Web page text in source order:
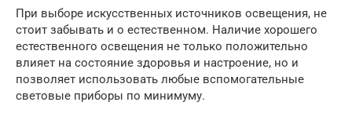
При выборе искусственных источников освещения, не
стоит забывать и о естественном. Наличие хорошего
естественного освещения не только положительно
влияет на состояние здоровья и настроение, но и
позволяет использовать любые вспомогательные
световые приборы по минимуму.